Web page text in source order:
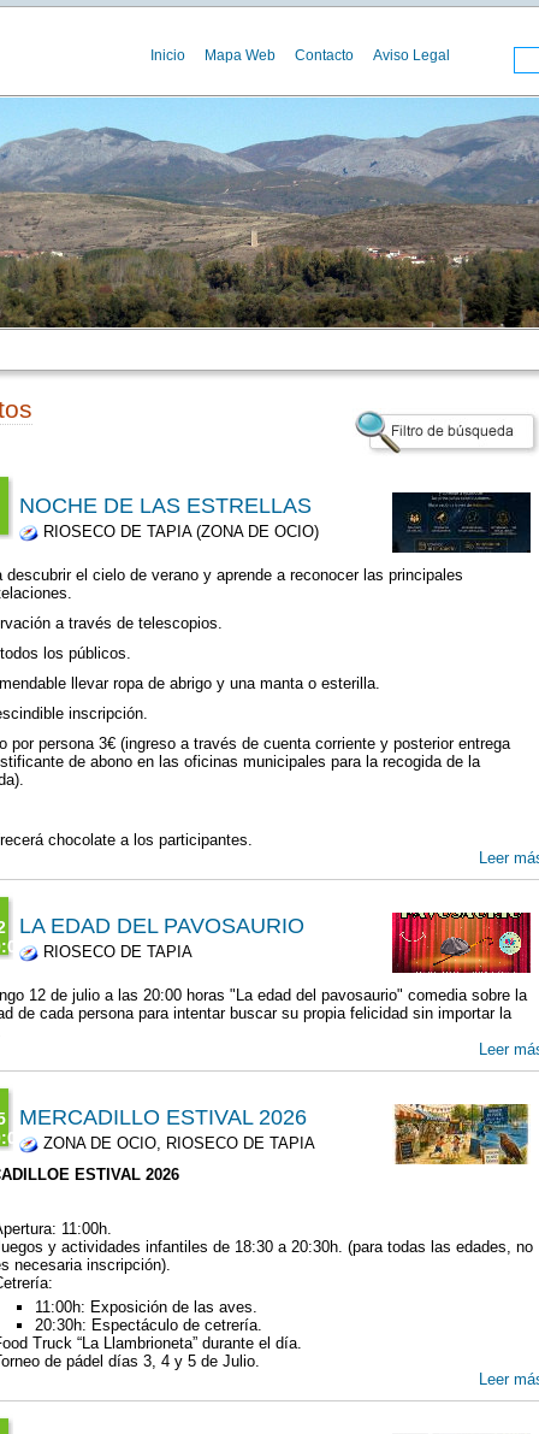
Inicio Mapa Web Contacto Aviso Legal
NOCHE DE LAS ESTRELLAS
RIOSECO DE TAPIA (ZONA DE OCIO)
descubrir el cielo de verano y aprende a reconocer las principales
a través de telescopios.
los públicos.
llevar ropa de abrigo y una manta o esterilla.
inscripción.
por persona 3€ (ingreso a través de cuenta corriente y posterior entrega
de abono en las oficinas municipales para la recogida de la
chocolate a los participantes.
Leer
LA EDAD DEL PAVOSAURIO
RIOSECO DE TAPIA
12 de julio a las 20:00 horas "La edad del pavosaurio" comedia sobre la
de cada persona para intentar buscar su propia felicidad sin importar la
Leer
MERCADILLO ESTIVAL 2026
ZONA DE OCIO, RIOSECO DE TAPIA
ESTIVAL 2026
11:00h.
y actividades infantiles de 18:30 a 20:30h. (para todas las edades, no
necesaria inscripción).
11:00h: Exposición de las aves.
20:30h: Espectáculo de cetrería.
Truck “La Llambrioneta” durante el día.
de pádel días 3, 4 y 5 de Julio.
Leer